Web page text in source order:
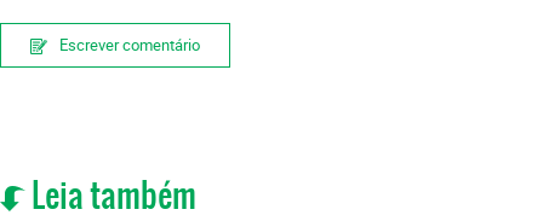
Escrever comentário
Leia também